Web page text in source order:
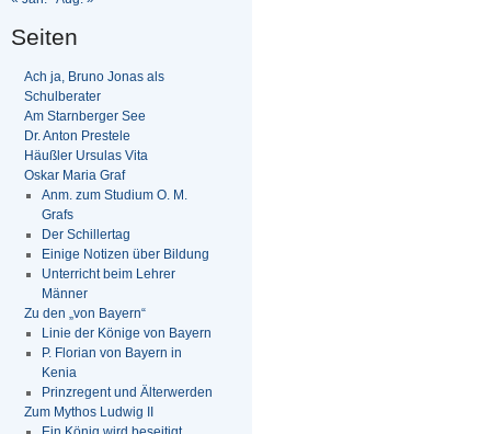
Seiten
Ach ja, Bruno Jonas als
Schulberater
Am Starnberger See
Dr. Anton Prestele
Häußler Ursulas Vita
Oskar Maria Graf
Anm. zum Studium O. M.
Grafs
Der Schillertag
Einige Notizen über Bildung
Unterricht beim Lehrer
Männer
Zu den „von Bayern“
Linie der Könige von Bayern
P. Florian von Bayern in
Kenia
Prinzregent und Älterwerden
Zum Mythos Ludwig II